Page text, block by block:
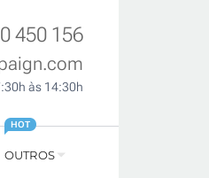
450 156
às 14:30h
OUTROS
HOT